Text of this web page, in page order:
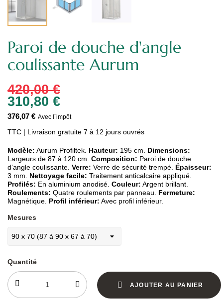
Paroi de douche d'angle
coulissante Aurum
420,00 €
310,80 €
376,07 € Avec l´impôt
TTC | Livraison gratuite 7 à 12 jours ouvrés
Modèle: Aurum Profiltek. Hauteur: 195 cm. Dimensions:
Largeurs de 87 à 120 cm. Composition: Paroi de douche
d’angle coulissante. Verre: Verre de sécurité trempé. Épaisseur:
3 mm. Nettoyage facile: Traitement anticalcaire appliqué.
Profilés: En aluminium anodisé. Couleur: Argent brillant.
Roulements: Quatre roulements par panneau. Fermeture:
Magnétique. Profil inférieur: Avec profil inférieur.
Mesures
Quantité
AJOUTER AU PANIER